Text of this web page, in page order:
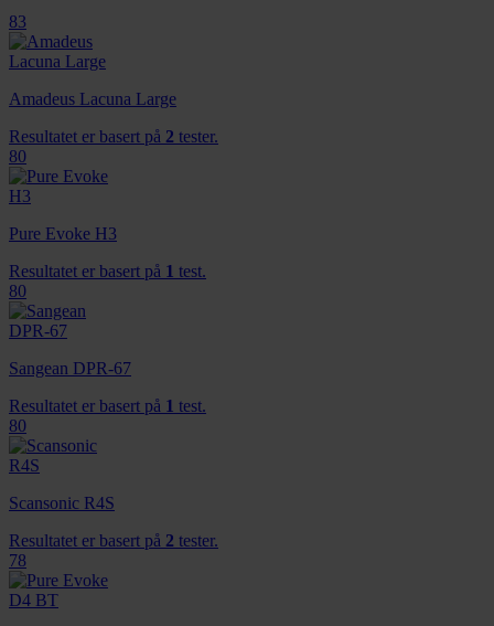
83
Amadeus Lacuna Large
Resultatet er basert på 2 tester.
80
Pure Evoke H3
Resultatet er basert på 1 test.
80
Sangean DPR-67
Resultatet er basert på 1 test.
80
Scansonic R4S
Resultatet er basert på 2 tester.
78